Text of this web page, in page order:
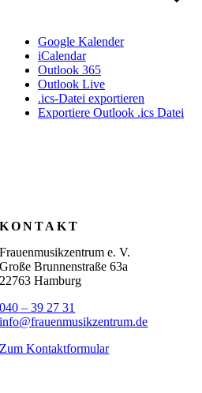
Google Kalender
iCalendar
Outlook 365
Outlook Live
.ics-Datei exportieren
Exportiere Outlook .ics Datei
KONTAKT
Frauenmusikzentrum e. V.
Große Brunnenstraße 63a
22763 Hamburg
040 – 39 27 31
info@frauenmusikzentrum.de
Zum Kontaktformular